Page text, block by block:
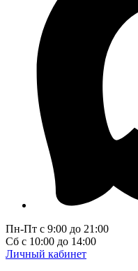
Пн-Пт с 9:00 до 21:00
Сб с 10:00 до 14:00
Личный кабинет